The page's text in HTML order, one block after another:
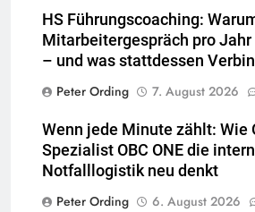
HS Führungscoaching:
Mitarbeitergespräch pro
– und was stattdessen
Peter Ording
7. August 2026
Wenn jede Minute zählt: Wie
Spezialist OBC ONE die
Notfalllogistik neu denkt
Peter Ording
6. August 2026